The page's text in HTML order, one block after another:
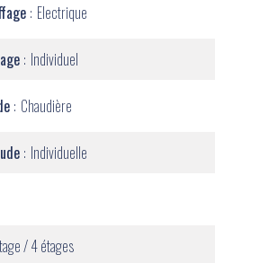
Electrique
Individuel
Chaudière
Individuelle
/ 4 étages